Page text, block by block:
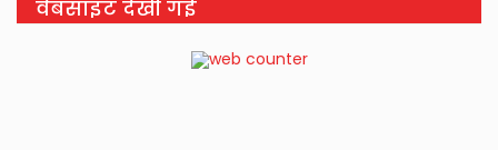
वेबसाइट देखी गई